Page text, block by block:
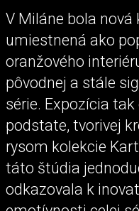
V Miláne bola nová
umiestnená ako
oranžového
pôvodnej a stále
série. Expozícia
podstate, tvorivej
rysom kolekcie
táto štúdia
odkazovala k